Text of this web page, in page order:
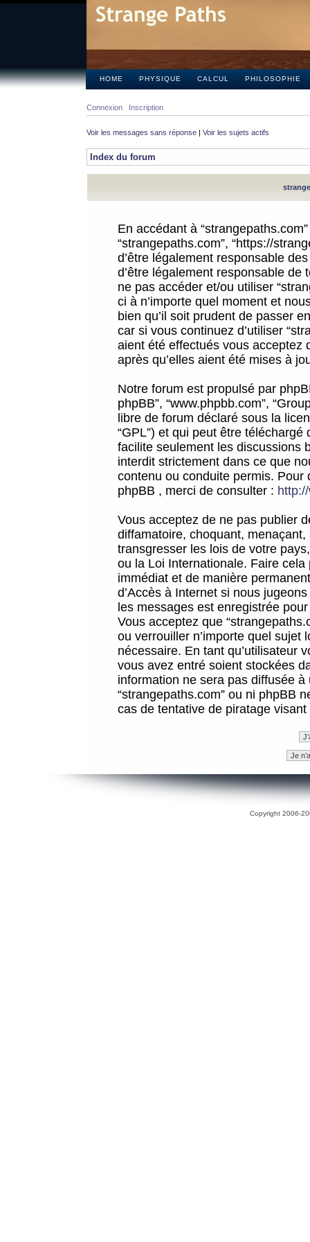
HOME PHYSIQUE CALCUL PHILOSOPHIE
Connexion Inscription
Voir les messages sans réponse | Voir les sujets actifs
Index du forum
En accédant à
“strangepaths.com”, “https://
d’être légalement responsable
d’être légalement responsable
ne pas accéder et/ou utiliser
ci à n’importe quel moment et
bien qu’il soit prudent de passer
car si vous continuez d’utiliser
aient été effectués vous acceptez
après qu’elles aient été mises à
Notre forum est propulsé par
phpBB”, “www.phpbb.com”,
libre de forum déclaré sous la
“GPL”) et qui peut être téléchargé
facilite seulement les discussions
interdit strictement dans ce que
contenu ou conduite permis.
phpBB , merci de consulter :
Vous acceptez de ne pas publier
diffamatoire, choquant,
transgresser les lois de votre
ou la Loi Internationale. Faire
immédiat et de manière
d’Accès à Internet si nous
les messages est enregistrée
Vous acceptez que
ou verrouiller n’importe quel sujet
nécessaire. En tant qu’utilisateur
vous avez entré soient stockées
information ne sera pas diffusée
“strangepaths.com” ou ni phpBB
cas de tentative de piratage
Copyright 2006-